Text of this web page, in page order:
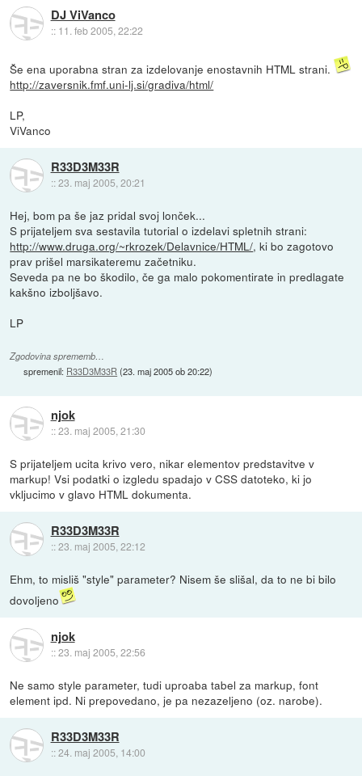
DJ ViVanco
:: 11. feb 2005, 22:22
Še ena uporabna stran za izdelovanje enostavnih HTML strani.
http://zaversnik.fmf.uni-lj.si/gradiva/html/
LP,
ViVanco
R33D3M33R
::23. maj 2005, 20:21
Hej, bom pa še jaz pridal svoj lonček...
S prijateljem sva sestavila tutorial o izdelavi spletnih strani:
http://www.druga.org/~rkrozek/Delavnice/HTML/, ki bo zagotovo
prav prišel marsikateremu začetniku.
Seveda pa ne bo škodilo, če ga malo pokomentirate in predlagate
kakšno izboljšavo.
LP
Zgodovina sprememb…
spremenil: R33D3M33R (23. maj 2005 ob 20:22)
njok
::23. maj 2005, 21:30
S prijateljem ucita krivo vero, nikar elementov predstavitve v
markup! Vsi podatki o izgledu spadajo v CSS datoteko, ki jo
vkljucimo v glavo HTML dokumenta.
R33D3M33R
::23. maj 2005, 22:12
Ehm, to misliš "style" parameter? Nisem še slišal, da to ne bi bilo
dovoljeno
njok
::23. maj 2005, 22:56
Ne samo style parameter, tudi uproaba tabel za markup, font
element ipd. Ni prepovedano, je pa nezazeljeno (oz. narobe).
R33D3M33R
::24. maj 2005, 14:00